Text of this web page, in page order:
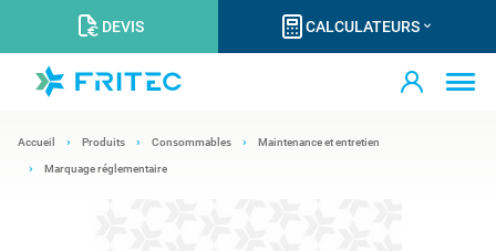
DEVIS CALCULATEURS
Accueil Produits Consommables Maintenance et entretien
Marquage réglementaire